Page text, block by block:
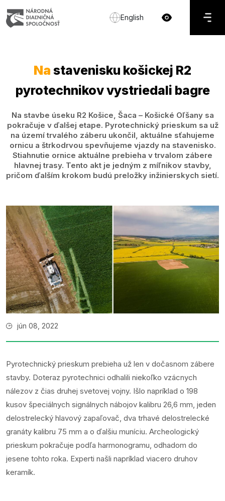
English
Na stavenisku košickej R2
pyrotechnikov vystriedali bagre
Na stavbe úseku R2 Košice, Šaca – Košické Oľšany sa
pokračuje v ďalšej etape. Pyrotechnický prieskum sa už
na území trvalého záberu ukončil, aktuálne sťahujeme
ornicu a štrkodrvou spevňujeme vjazdy na stavenisko.
Stiahnutie ornice aktuálne prebieha v trvalom zábere
hlavnej trasy. Tento akt je jedným z míľnikov stavby,
pričom ďalším krokom budú preložky inžinierskych sietí.
jún 08, 2022
Pyrotechnický prieskum prebieha už len v dočasnom zábere
stavby. Doteraz pyrotechnici odhalili niekoľko vzácnych
nálezov z čias druhej svetovej vojny. Išlo napríklad o 198
kusov špeciálnych signálnych nábojov kalibru 26,6 mm, jeden
delostrelecký hlavový zapaľovač, dva trhavé delostrelecké
granáty kalibru 75 mm a o ďalšiu muníciu. Archeologický
prieskum pokračuje podľa harmonogramu, odhadom do
jesene tohto roka. Experti našli napríklad viacero druhov
keramík.